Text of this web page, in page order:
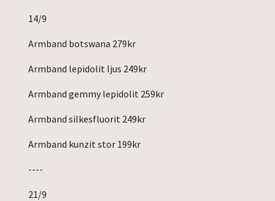
14/9
Armband botswana 279kr
Armband lepidolit ljus 249kr
Armband gemmy lepidolit 259kr
Armband silkesfluorit 249kr
Armband kunzit stor 199kr
----
21/9